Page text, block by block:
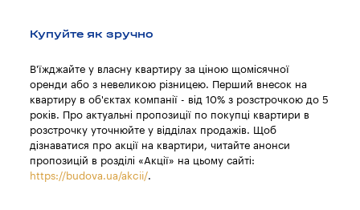
Купуйте як зручно
В'їжджайте у власну квартиру за ціною щомісячної
оренди або з невеликою різницею. Перший внесок на
квартиру в об'єктах компанії - від 10% з розстрочкою до 5
років. Про актуальні пропозиції по покупці квартири в
розстрочку уточнюйте у відділах продажів. Щоб
дізнаватися про акції на квартири, читайте анонси
пропозицій в розділі «Акції» на цьому сайті:
https://budova.ua/akcii/.